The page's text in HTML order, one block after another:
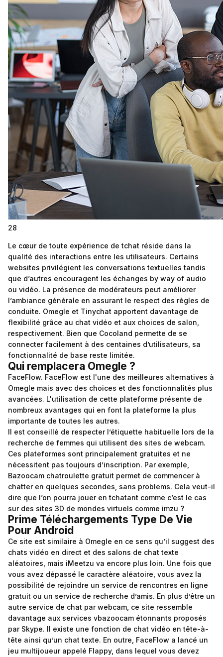
28
Le cœur de toute expérience de tchat réside dans la
qualité des interactions entre les utilisateurs. Certains
websites privilégient les conversations textuelles tandis
que d’autres encouragent les échanges by way of audio
ou vidéo. La présence de modérateurs peut améliorer
l’ambiance générale en assurant le respect des règles de
conduite. Omegle et Tinychat apportent davantage de
flexibilité grâce au chat vidéo et aux choices de salon,
respectivement. Bien que Cocoland permette de se
connecter facilement à des centaines d’utilisateurs, sa
fonctionnalité de base reste limitée.
Qui remplacera Omegle ?
FaceFlow. FaceFlow est l'une des meilleures alternatives à
Omegle mais avec des choices et des fonctionnalités plus
avancées. L'utilisation de cette plateforme présente de
nombreux avantages qui en font la plateforme la plus
importante de toutes les autres.
Il est conseillé de respecter l’étiquette habituelle lors de la
recherche de femmes qui utilisent des sites de webcam.
Ces plateformes sont principalement gratuites et ne
nécessitent pas toujours d’inscription. Par exemple,
Bazoocam chatroulette gratuit permet de commencer à
chatter en quelques secondes, sans problems. Cela veut-il
dire que l’on pourra jouer en tchatant comme c’est le cas
sur des sites 3D de mondes virtuels comme imzu ?
Prime Téléchargements Type De Vie
Pour Android
Ce site est similaire à Omegle en ce sens qu’il suggest des
chats vidéo en direct et des salons de chat texte
aléatoires, mais iMeetzu va encore plus loin. Une fois que
vous avez dépassé le caractère aléatoire, vous avez la
possibilité de rejoindre un service de rencontres en ligne
gratuit ou un service de recherche d’amis. En plus d’être un
autre service de chat par webcam, ce site ressemble
davantage aux services vbazoocam étonnants proposés
par Skype. Il existe une fonction de chat vidéo en tête-à-
tête ainsi qu’un chat texte. En outre, FaceFlow a lancé un
jeu multijoueur appelé Flappy, dans lequel vous devez